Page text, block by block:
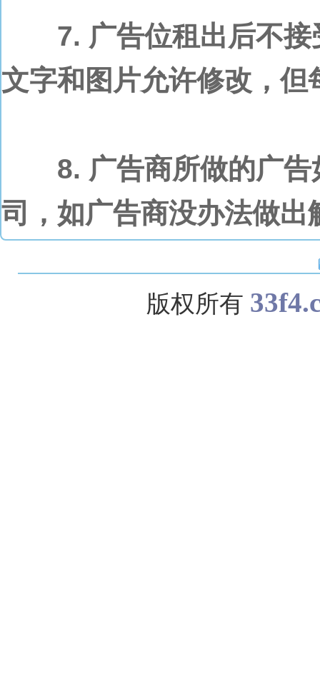
7. 广告位租出后不接
文字和图片允许修改，
8. 广告商所做的广告
司，如广告商没办法做
版权所有